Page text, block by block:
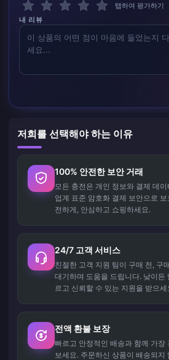
탭하여 평가하기
내 리뷰
저희를 선택해야 하는 이유
100% 안전한 보안 거래
모든 충전은 개인 정보와 결제 데
업계 표준 암호화 결제 보안으로
전하게, 안심하고 쇼핑하세요.
24/7 고객 서비스
친절한 고객 지원 팀이 구매 전, 구
대기하며 도움을 드립니다. 낮이든
르고 신뢰할 수 있는 지원을 받으세
전액 환불 보장
빠르고 안정적인 배송과 함께 가장
보세요. 주문하신 상품이 배송되지